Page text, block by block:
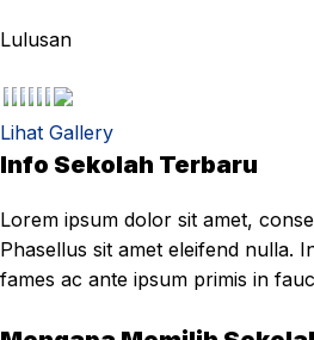
Lulusan
Lihat Gallery
Info Sekolah Terbaru
Lorem ipsum dolor sit amet,
Phasellus sit amet eleifend nulla.
fames ac ante ipsum primis in